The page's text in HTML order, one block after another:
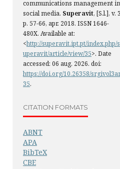
communications management in
social media. Superavit, [S.l.], v.
p. 57-66, apr. 2018. ISSN 1646-
480X. Available at:
<http://superavit.ipt.pt/index.php/s
uperavit/article/view/35>. Date
accessed: 06 aug. 2026. doi:
https://doi.org/10.26358/
35.
CITATION FORMATS
ABNT
APA
BibTeX
CBE